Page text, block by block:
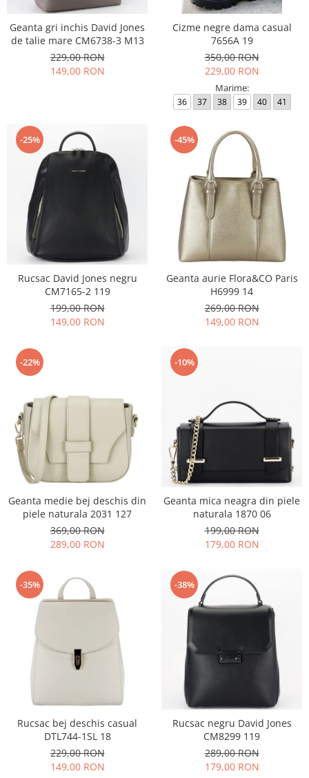
Geanta gri inchis David Jones
de talie mare CM6738-3 M13
229,00 RON
149,00 RON
Cizme negre dama casual
7656A 19
350,00 RON
229,00 RON
Marime:
36 37 38 39 40 41
-25%
Rucsac David Jones negru
CM7165-2 119
199,00 RON
149,00 RON
-45%
Geanta aurie Flora&CO Paris
H6999 14
269,00 RON
149,00 RON
-22%
Geanta medie bej deschis din
piele naturala 2031 127
369,00 RON
289,00 RON
-10%
Geanta mica neagra din piele
naturala 1870 06
199,00 RON
179,00 RON
-35%
Rucsac bej deschis casual
DTL744-1SL 18
229,00 RON
149,00 RON
-38%
Rucsac negru David Jones
CM8299 119
289,00 RON
179,00 RON